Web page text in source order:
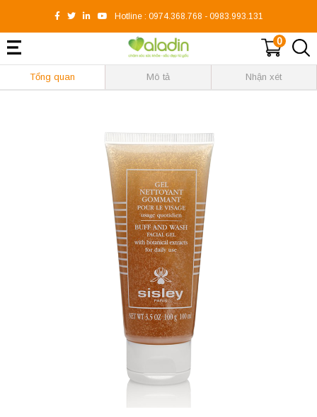
Hotline : 0974.368.768 - 0983.993.131
0
Tổng quan Mô tả Nhận xét